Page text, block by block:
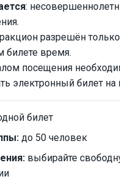
:
разрешён
билете время.
посещения
электронный билет на
билет
до 50 человек
выбирайте